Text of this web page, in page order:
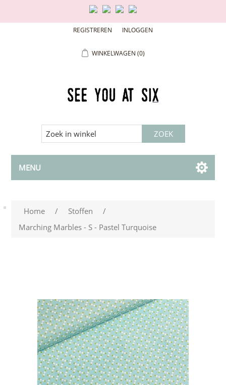
REGISTREREN INLOGGEN
WINKELWAGEN (0)
MENU
Home / Stoffen
/
Marching Marbles - S - Pastel Turquoise